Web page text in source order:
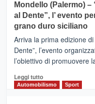
e
messaggi
di
CASTIGLIONE
DI
SICILIA
(Ct)
–
Il
Borgo
Gusto,
il
Mondello (Palermo)
al Dente”, l’ evento
grano duro siciliano
Arriva la prima edizione
Dente”, l’evento
l’obiettivo di promuovere
Leggi tuttoLeggi
di
Automobilismo Sport